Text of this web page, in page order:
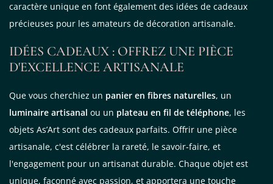
caractère unique en font également des idées de cadeaux
précieuses pour les amateurs de décoration artisanale.
IDÉES CADEAUX : OFFREZ UNE PIÈCE
D'EXCELLENCE ARTISANALE
Que vous cherchiez un panier en fibres naturelles, un
luminaire artisanal ou un plateau en fil de téléphone, les
objets As’Art sont des cadeaux parfaits. Offrir une pièce
artisanale, c'est célébrer la rareté, le savoir-faire, et
l'engagement pour un artisanat durable. Chaque objet est
unique, façonné avec passion, et apportera une touche